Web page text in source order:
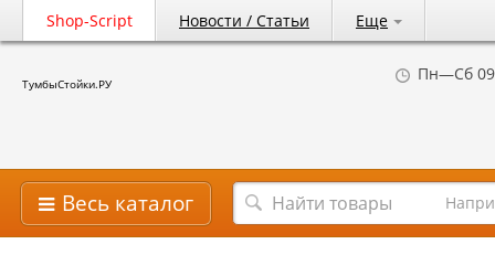
Shop-Script Новости / Статьи Еще
ТумбыСтойки.РУ Пн—Сб
Весь каталог